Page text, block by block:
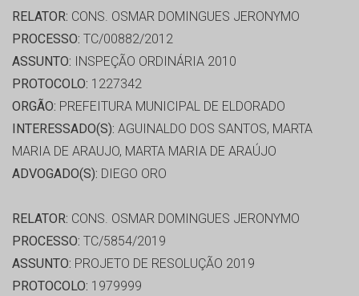
RELATOR: CONS. OSMAR DOMINGUES JERONYMO
PROCESSO: TC/00882/2012
ASSUNTO: INSPEÇÃO ORDINÁRIA 2010
PROTOCOLO: 1227342
ORGÃO: PREFEITURA MUNICIPAL DE ELDORADO
INTERESSADO(S): AGUINALDO DOS SANTOS, MARTA
MARIA DE ARAUJO, MARTA MARIA DE ARAÚJO
ADVOGADO(S): DIEGO ORO
RELATOR: CONS. OSMAR DOMINGUES JERONYMO
PROCESSO: TC/5854/2019
ASSUNTO: PROJETO DE RESOLUÇÃO 2019
PROTOCOLO: 1979999